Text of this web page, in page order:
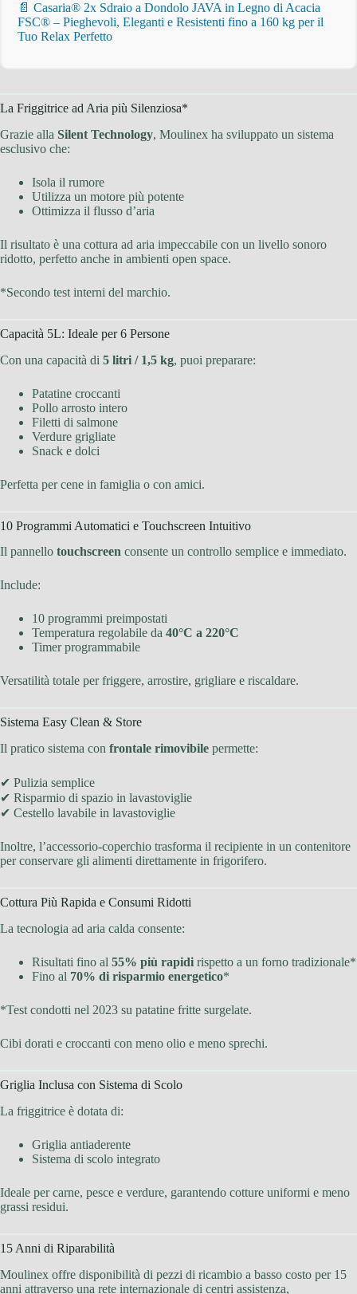
📄 Casaria® 2x Sdraio a Dondolo JAVA in Legno di Acacia
FSC® – Pieghevoli, Eleganti e Resistenti fino a 160 kg per il
Tuo Relax Perfetto
La Friggitrice ad Aria più Silenziosa*
Grazie alla Silent Technology, Moulinex ha sviluppato un sistema
esclusivo che:
Isola il rumore
Utilizza un motore più potente
Ottimizza il flusso d’aria
Il risultato è una cottura ad aria impeccabile con un livello sonoro
ridotto, perfetto anche in ambienti open space.
*Secondo test interni del marchio.
Capacità 5L: Ideale per 6 Persone
Con una capacità di 5 litri / 1,5 kg, puoi preparare:
Patatine croccanti
Pollo arrosto intero
Filetti di salmone
Verdure grigliate
Snack e dolci
Perfetta per cene in famiglia o con amici.
10 Programmi Automatici e Touchscreen Intuitivo
Il pannello touchscreen consente un controllo semplice e immediato.
Include:
10 programmi preimpostati
Temperatura regolabile da 40°C a 220°C
Timer programmabile
Versatilità totale per friggere, arrostire, grigliare e riscaldare.
Sistema Easy Clean & Store
Il pratico sistema con frontale rimovibile permette:
✔ Pulizia semplice
✔ Risparmio di spazio in lavastoviglie
✔ Cestello lavabile in lavastoviglie
Inoltre, l’accessorio-coperchio trasforma il recipiente in un contenitore
per conservare gli alimenti direttamente in frigorifero.
Cottura Più Rapida e Consumi Ridotti
La tecnologia ad aria calda consente:
Risultati fino al 55% più rapidi rispetto a un forno tradizionale*
Fino al 70% di risparmio energetico*
*Test condotti nel 2023 su patatine fritte surgelate.
Cibi dorati e croccanti con meno olio e meno sprechi.
Griglia Inclusa con Sistema di Scolo
La friggitrice è dotata di:
Griglia antiaderente
Sistema di scolo integrato
Ideale per carne, pesce e verdure, garantendo cotture uniformi e meno
grassi residui.
15 Anni di Riparabilità
Moulinex offre disponibilità di pezzi di ricambio a basso costo per 15
anni attraverso una rete internazionale di centri assistenza,